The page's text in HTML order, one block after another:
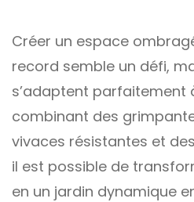
Créer un espace
record semble un défi,
s’adaptent parfaitement
combinant des
vivaces résistantes et
il est possible de
en un jardin dynamique